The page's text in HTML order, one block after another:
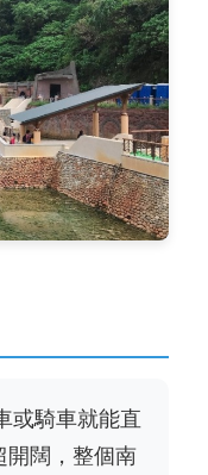
或騎車就能直
開闊，整個南